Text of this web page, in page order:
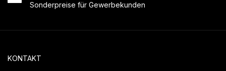
Sonderpreise für Gewerbekunden
KONTAKT